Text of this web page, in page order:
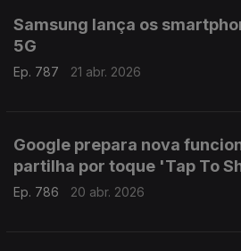
Samsung lança os
5G
Ep. 787 21 abr. 2026
Google prepara nova
partilha por toque 'Tap To
Ep. 786 20 abr. 2026